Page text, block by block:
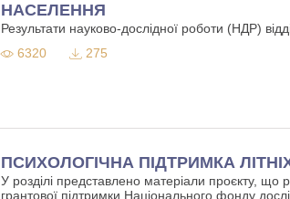
НАСЕЛЕННЯ
Результати науково-дослідної роботи (НДР)
6320
275
ПСИХОЛОГІЧНА ПІДТРИМКА
У розділі представлено матеріали проєкту,
грантової підтримки Національного фонду